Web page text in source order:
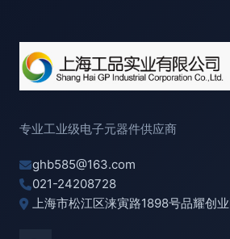
专业工业级电子元器件供应商
ghb585@163.com
021-24208728
上海市松江区涞寅路1898号品耀创